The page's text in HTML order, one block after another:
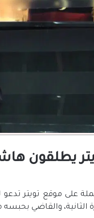
يطلقون
على موقع تويتر تدعو
والقاضي بحبسه مدة 13 سنة بدل 9